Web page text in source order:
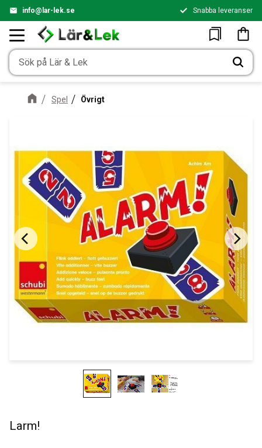
info@lar-lek.se Snabba leveranser
Favoriter
Spel Övrigt
Larm!